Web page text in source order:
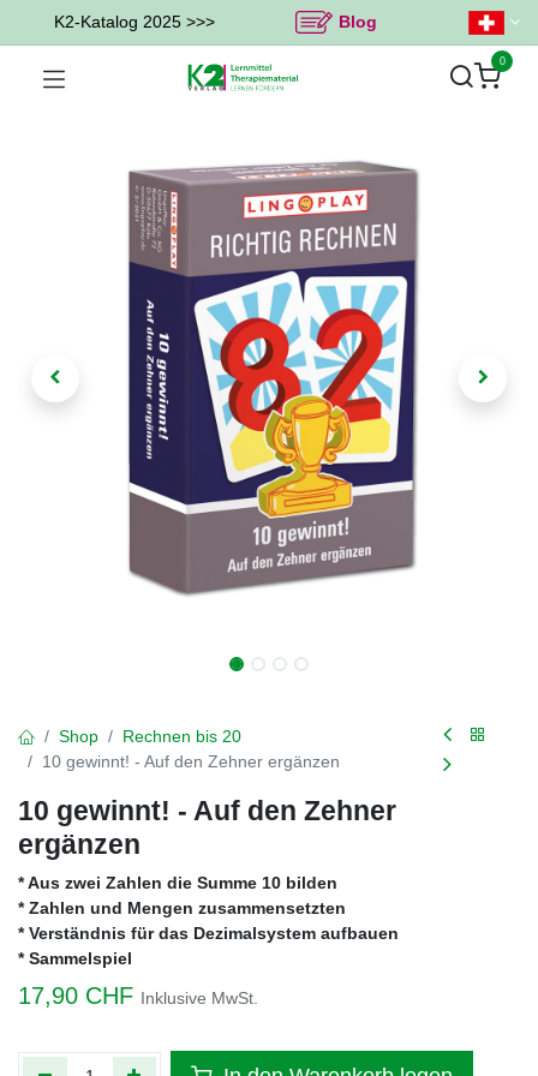
K2-Katalog 2025 >>> Blog
0
Shop
Rechnen bis 20
10 gewinnt! - Auf den Zehner ergänzen
10 gewinnt! - Auf den Zehner
ergänzen
* Aus zwei Zahlen die Summe 10 bilden
* Zahlen und Mengen zusammensetzten
* Verständnis für das Dezimalsystem aufbauen
* Sammelspiel
17,90 CHF Inklusive MwSt.